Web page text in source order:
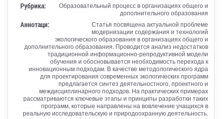
Рубрика:
Образовательный процесс в организациях общего и
дополнительного образования
Аннотаци:
Статья посвящена актуальной проблеме
модернизации содержания и технологий
экологического образования в организациях общего и
дополнительного образования. Проводится анализ недостатков
традиционной информационно-репродуктивной модели
обучения и обосновывается необходимость перехода к
инновационным подходам. В качестве методологического ядра
для проектирования современных экологических программ
предлагается синтез деятельностного, проектного и
междисциплинарного подходов. На практических примерах
рассматриваются ключевые этапы и принципы разработки таких
программ, которые направлены на вовлечение учащихся в
реальную исследовательскую и природоохранную деятельность.